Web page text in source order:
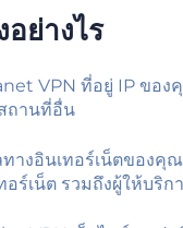
ย่างไร
VPN ที่อยู่ IP ขอ
ถานที่อื่น
างอินเทอร์เน็ตของคุ
ร์เน็ต รวมถึงผู้ให้บริก